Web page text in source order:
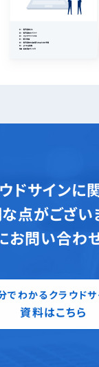
ドサインに関
点がござい
お問い合わ
でわかるクラウドサ
資料はこちら